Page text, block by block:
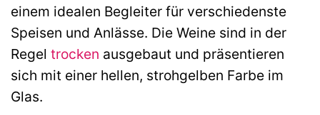
einem idealen Begleiter für verschiedenste
Speisen und Anlässe. Die Weine sind in der
Regel trocken ausgebaut und präsentieren
sich mit einer hellen, strohgelben Farbe im
Glas.